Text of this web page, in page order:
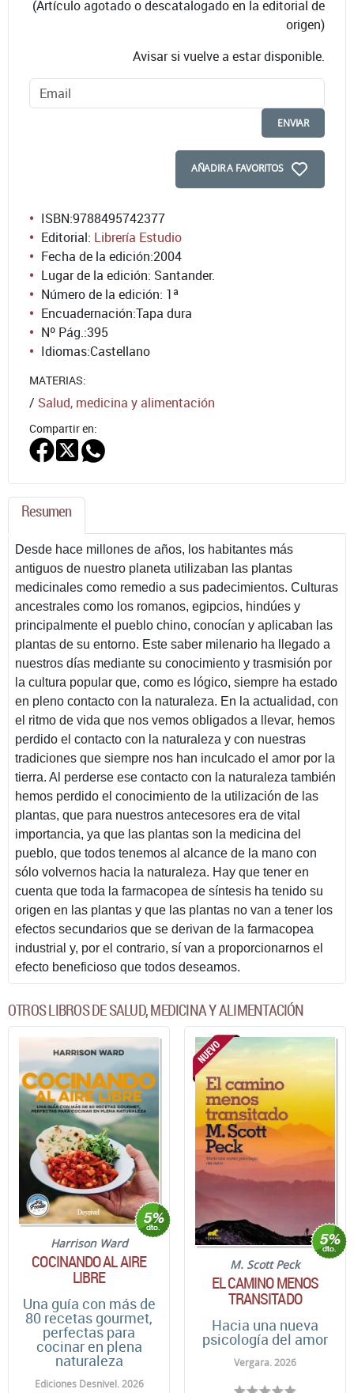
(Artículo agotado o descatalogado en la editorial de
origen)
Avisar si vuelve a estar disponible.
ENVIAR
AÑADIR A FAVORITOS
ISBN:9788495742377
Editorial: Librería Estudio
Fecha de la edición:2004
Lugar de la edición: Santander.
Número de la edición: 1ª
Encuadernación:Tapa dura
Nº Pág.:395
Idiomas:Castellano
MATERIAS:
/ Salud, medicina y alimentación
Compartir en:
Resumen
Desde hace millones de años, los habitantes más
antiguos de nuestro planeta utilizaban las plantas
medicinales como remedio a sus padecimientos. Culturas
ancestrales como los romanos, egipcios, hindúes y
principalmente el pueblo chino, conocían y aplicaban las
plantas de su entorno. Este saber milenario ha llegado a
nuestros días mediante su conocimiento y trasmisión por
la cultura popular que, como es lógico, siempre ha estado
en pleno contacto con la naturaleza. En la actualidad, con
el ritmo de vida que nos vemos obligados a llevar, hemos
perdido el contacto con la naturaleza y con nuestras
tradiciones que siempre nos han inculcado el amor por la
tierra. Al perderse ese contacto con la naturaleza también
hemos perdido el conocimiento de la utilización de las
plantas, que para nuestros antecesores era de vital
importancia, ya que las plantas son la medicina del
pueblo, que todos tenemos al alcance de la mano con
sólo volvernos hacia la naturaleza. Hay que tener en
cuenta que toda la farmacopea de síntesis ha tenido su
origen en las plantas y que las plantas no van a tener los
efectos secundarios que se derivan de la farmacopea
industrial y, por el contrario, sí van a proporcionarnos el
efecto beneficioso que todos deseamos.
OTROS LIBROS DE SALUD, MEDICINA Y ALIMENTACIÓN
Harrison Ward
COCINANDO AL AIRE
LIBRE
Una guía con más de
80 recetas gourmet,
perfectas para
cocinar en plena
naturaleza
Ediciones Desnivel. 2026
M. Scott Peck
EL CAMINO MENOS
TRANSITADO
Hacia una nueva
psicología del amor
Vergara. 2026